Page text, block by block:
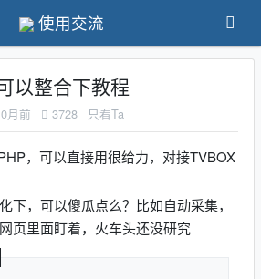
使用交流
以整合下教程
月前 3728 只看Ta
，可以直接用很给力，对接TVBOX
下，可以傻瓜点么？比如自动采集，
页里面盯着，火车头还没研究